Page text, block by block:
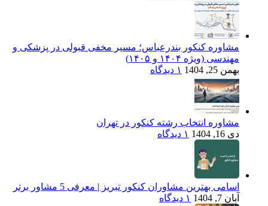
مشاوره کنکور بندرعباس؛ مسیر مخفی قبولی در پزشکی و
مهندسی (ویژه ۱۴۰۴ و ۱۴۰۵)
بهمن 25, 1404
۱ دیدگاه
مشاوره انتخاب رشته کنکور در تهران
دی 16, 1404
۱ دیدگاه
اسامی بهترین مشاوران کنکور تبریز | معرفی 5 مشاور برتر
آبان 7, 1404
۱ دیدگاه